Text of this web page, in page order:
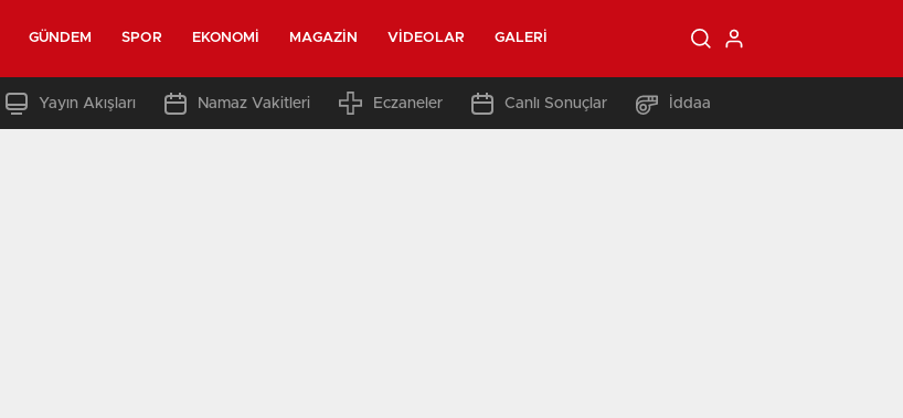
GÜNDEM SPOR EKONOMI MAGAZIN VIDEOLAR GALERI
Yayın Akışları Namaz Vakitleri Eczaneler Canlı Sonuçlar İddaa